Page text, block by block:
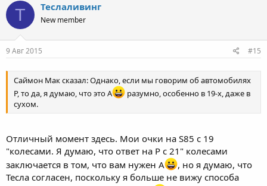
Т Теслаливинг
New member
9 Авг 2015 #15
Саймон Мак сказал: Однако, если мы говорим об автомобилях
P, то да, я думаю, что это A
разумно, особенно в 19-х, даже в
сухом.
Отличный момент здесь. Мои очки на S85 с 19
"колесами. Я думаю, что ответ на P с 21" колесами
заключается в том, что вам нужен A
, но я думаю, что
Тесла согласен, поскольку я больше не вижу способа